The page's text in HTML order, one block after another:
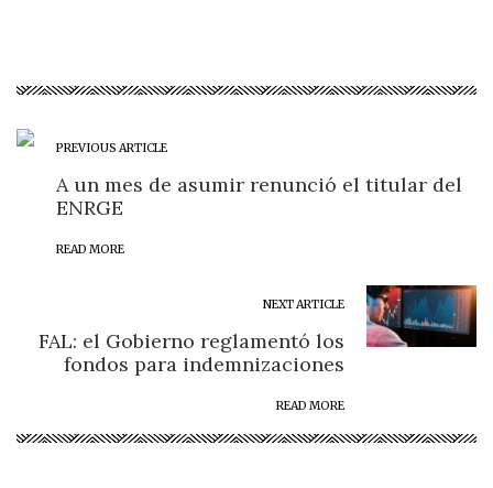
PREVIOUS ARTICLE
A un mes de asumir renunció el titular del
ENRGE
READ MORE
NEXT ARTICLE
FAL: el Gobierno reglamentó los
fondos para indemnizaciones
READ MORE